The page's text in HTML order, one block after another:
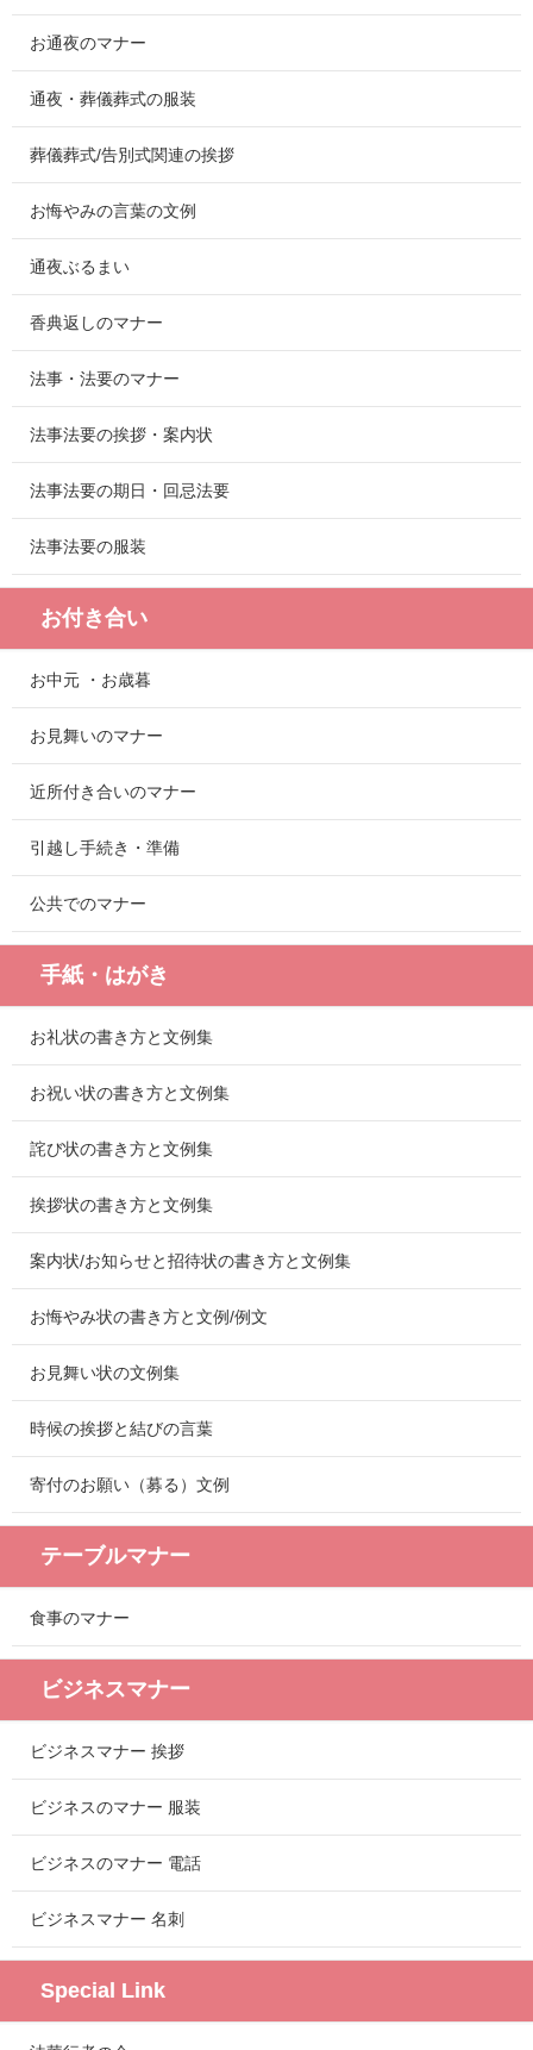
お通夜のマナー
通夜・葬儀葬式の服装
葬儀葬式/告別式関連の挨拶
お悔やみの言葉の文例
通夜ぶるまい
香典返しのマナー
法事・法要のマナー
法事法要の挨拶・案内状
法事法要の期日・回忌法要
法事法要の服装
お付き合い
お中元 ・お歳暮
お見舞いのマナー
近所付き合いのマナー
引越し手続き・準備
公共でのマナー
手紙・はがき
お礼状の書き方と文例集
お祝い状の書き方と文例集
詫び状の書き方と文例集
挨拶状の書き方と文例集
案内状/お知らせと招待状の書き方と文例集
お悔やみ状の書き方と文例/例文
お見舞い状の文例集
時候の挨拶と結びの言葉
寄付のお願い（募る）文例
テーブルマナー
食事のマナー
ビジネスマナー
ビジネスマナー 挨拶
ビジネスのマナー 服装
ビジネスのマナー 電話
ビジネスマナー 名刺
Special Link